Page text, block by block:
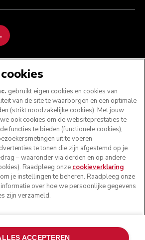
VOLG ONS
- Alle rechten voorbehouden.
gebruikt eigen cookies en cookies van
van de site te waarborgen en een optimale
(strikt noodzakelijke cookies). Met jouw
ook cookies om de websiteprestaties te
functies te bieden (functionele cookies),
uit te voeren
te tonen die zijn afgestemd op je
– waaronder via derden en op andere
Raadpleeg onze cookieverklaring
je instellingen te beheren. Raadpleeg onze
over hoe we persoonlijke gegevens
zijn verzameld.
ACCEPTEREN